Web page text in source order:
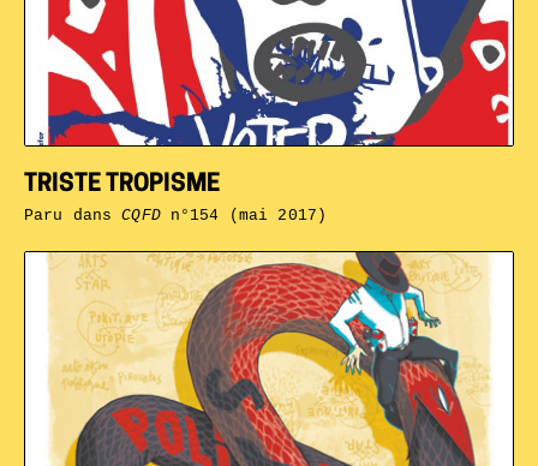
TRISTE TROPISME
Paru dansCQFDn°154 (mai 2017)